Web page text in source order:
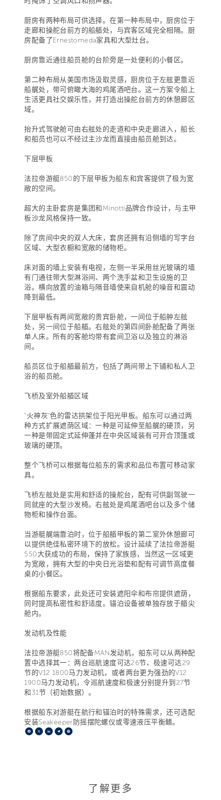
厨房有两种布局可供选择。在第一种布局中，厨房位于
走廊和操舵台前方的船艏处，与宾客区域完全相隔。厨
房配备了Ernestomeda家具和大型灶台。
厨房靠近通往船员舱的台阶旁是一处便利的小餐区。
第二种布局从美国市场汲取灵感，厨房位于左舷更靠近
船艉处，带可俯瞰大海的鸡尾酒吧台。这一方案令船上
生活更具社交娱乐性，并打造出操舵台前方的休憩廊区
域。
抬升式驾驶舱可由右舷处的走道和中央走廊进入，船长
和船员也可以不经过主沙龙而直接由船员舱到达。
下层甲板
法拉帝游艇850的下层甲板为船东和宾客提供了极为宽
敞的空间。
超大的主卧套房是集团和Minotti品牌合作设计，与主甲
板沙龙风格保持一致。
除了房间中央的双人大床，套房还拥有沿侧墙的写字台
区域、大型衣橱和宽敞的储物柜。
床对面的墙上安装有电视，左侧一半采用丝光玻璃的墙
有门通往带大型淋浴间、两个洗手盆和卫生设施的卫
浴。横向放置的油箱与隔音墙使来自机舱的噪音和震动
降到最低。
下层甲板有两间宽敞的贵宾卧舱，一间位于船舯左舷
处，另一间位于船艏。右舷处的第四间卧舱配备了两张
单人床。所有的客舱均带有套间卫浴以及独立的淋浴
间。
船员区位于船艏最前方，包括了两间带上下铺和私人卫
浴的船员舱。
飞桥及室外船艏区域
“火神灰”色的雷达拱架位于阳光甲板。船东可以通过两
种方式扩展遮荫区域：一种是可延伸至船艉的硬顶，另
一种是带固定式延伸蓬并在中央区域装有可开合顶篷或
玻璃的硬顶。
整个飞桥可以根据每位船东的需求和品位布置可移动家
具。
飞桥左舷处是实用和舒适的操舵台，配有可供副驾驶一
同就座的大型沙发椅。右舷处是鸡尾酒吧台以及多个储
物柜和操作台面。
当游艇艉端靠泊时，位于船艏甲板的第二室外休憩廊可
以提供绝佳私密环境下的放松。设计延续了法拉帝游艇
550大获成功的布局，保持了家族感，当然这一区域更
为宽敞，拥有大型的中央日光浴垫和配有可调节高度餐
桌的小餐区。
根据船东要求，此处还可安装遮阳伞和布帘提供遮荫，
同时提高私密性和舒适度。锚泊设备被单独存放于艏尖
舱内。
发动机及性能
法拉帝游艇850将配备MAN发动机，船东可以从两种配
置中选择其一：两台巡航速度可达26节、极速可达29
节的V12 1800马力发动机，或者两台更为强劲的V12
1900马力发动机，令巡航速度和极速分别提升到27节
和31节（初始数据）。
根据船东对游艇在航行和锚泊时的特殊需求，还可选配
安装Seakeeper防摇摆陀螺仪或零速液压平衡鳍。
Facebook
X LinkedIn
Telegram
了解更多